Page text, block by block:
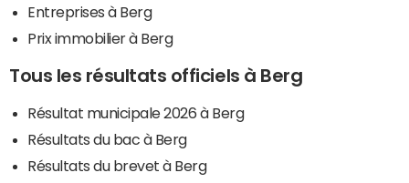
Entreprises à Berg
Prix immobilier à Berg
Tous les résultats officiels à Berg
Résultat municipale 2026 à Berg
Résultats du bac à Berg
Résultats du brevet à Berg